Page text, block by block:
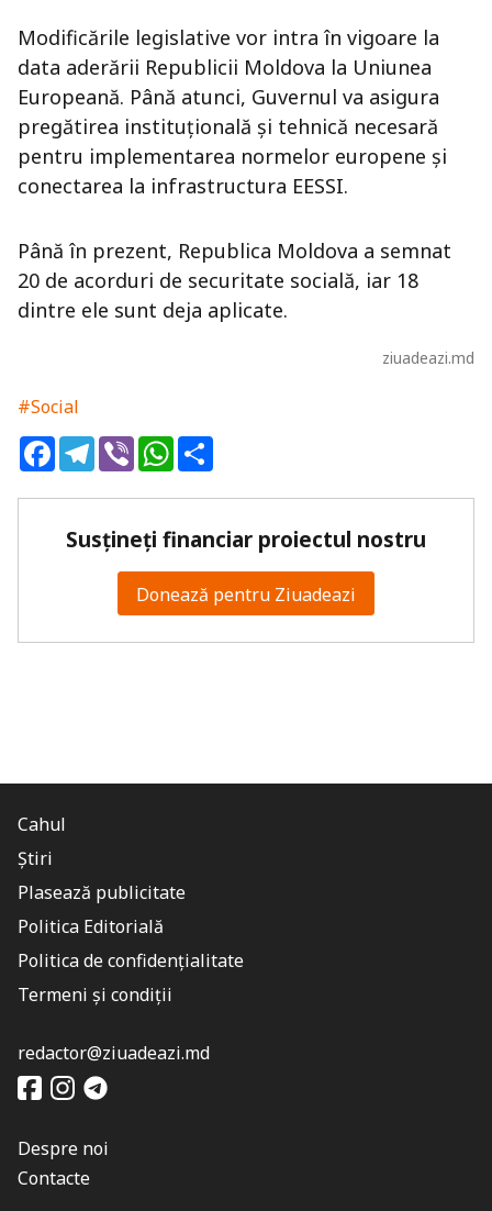
Modificările legislative vor intra în vigoare la
data aderării Republicii Moldova la Uniunea
Europeană. Până atunci, Guvernul va asigura
pregătirea instituțională și tehnică necesară
pentru implementarea normelor europene și
conectarea la infrastructura EESSI.
Până în prezent, Republica Moldova a semnat
20 de acorduri de securitate socială, iar 18
dintre ele sunt deja aplicate.
ziuadeazi.md
#Social
FacebookTelegram
ViberWhatsApp
Susțineți financiar proiectul nostru
Donează pentru Ziuadeazi
Cahul
Știri
Plasează publicitate
Politica Editorială
Politica de confidențialitate
Termeni și condiții
redactor@ziuadeazi.md
Despre noi
Contacte